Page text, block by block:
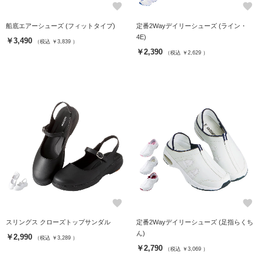
favorite
船底エアーシューズ (フィットタイプ)
￥3,490 （税込 ￥3,839 ）
favorite
定番2Wayデイリーシューズ (ライン・
4E)
￥2,390 （税込 ￥2,629 ）
favorite
スリングス クローズトップサンダル
￥2,990 （税込 ￥3,289 ）
favorite
定番2Wayデイリーシューズ (足指らくち
ん)
￥2,790 （税込 ￥3,069 ）